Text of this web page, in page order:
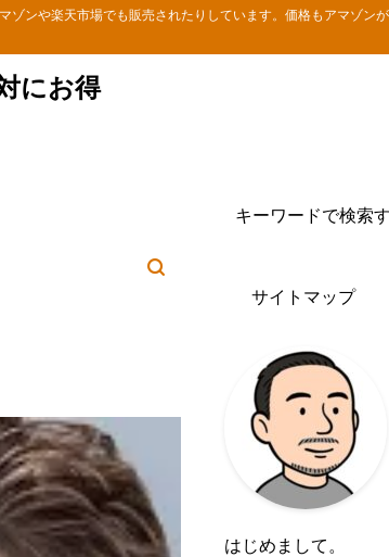
ンや楽天市場でも販売されたりしています。価格もアマゾン
にお得
サイトマップ
はじめまして。